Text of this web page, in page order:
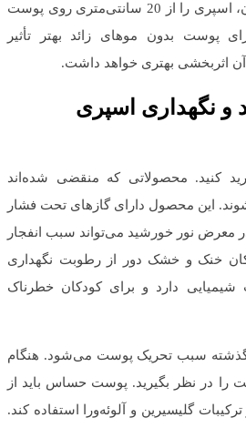
می‌شود. برای استفاده از آن، اسپری را از 20 سانتی‌متری روی پوست
پوست بدون موهای زائد بهتر تأثیر
اثربخشی بهتری خواهد داشت.
و نگهداری اسپری
کنید. محصولاتی که منقضی‌ شده‌اند
این محصول دارای گازهای تحت فشار
معرض نور خورشید می‌تواند سبب انفجار
خنک و خشک دور از رطوبت نگهداری
شیمیایی دارد و برای کودکان خطرناک
گذشته سبب تحریک پوست می‌شود. هنگام
را در نظر بگیرید. پوست حساس باید از
گلیسیرین و آلوئه‌ورا استفاده کند.